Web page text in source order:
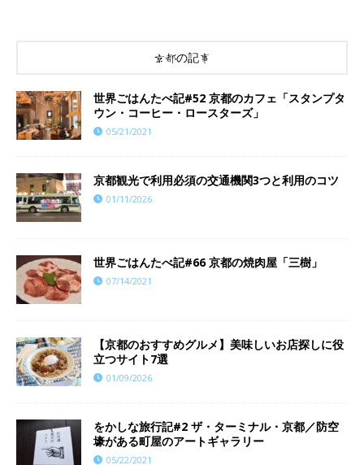
京都の記事
世界ごはんたべ記#52 京都のカフェ「スタンプタ
ウン・コーヒー・ロースターズ」
05/21/2021
京都観光で利用必須の交通機関3つと利用のコツ
01/11/2026
世界ごはんたべ記#66 京都の焼肉屋「三樹」
07/14/2021
【京都のおすすめグルメ】美味しいお店探しに役
立つサイト7選
01/09/2026
をかしな旅行記#2 ザ・ターミナル・京都／防空
壕がある町屋のアートギャラリー
05/22/2021